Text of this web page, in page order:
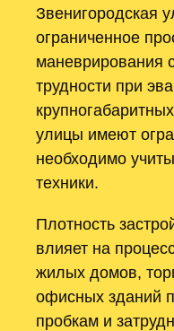
Звенигородская
ограниченное
маневрирования
трудности при
улицы имеют
необходимо
техники.
Плотность
влияет на
жилых домов,
офисных зданий
пробкам и